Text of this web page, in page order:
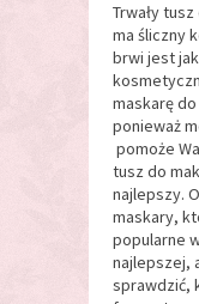
Trwały
ma śliczny
brwi jest
maskarę
ponieważ
pomoże
tusz do
najlepszy.
maskary,
popularne
najlepszej,
sprawdzić,